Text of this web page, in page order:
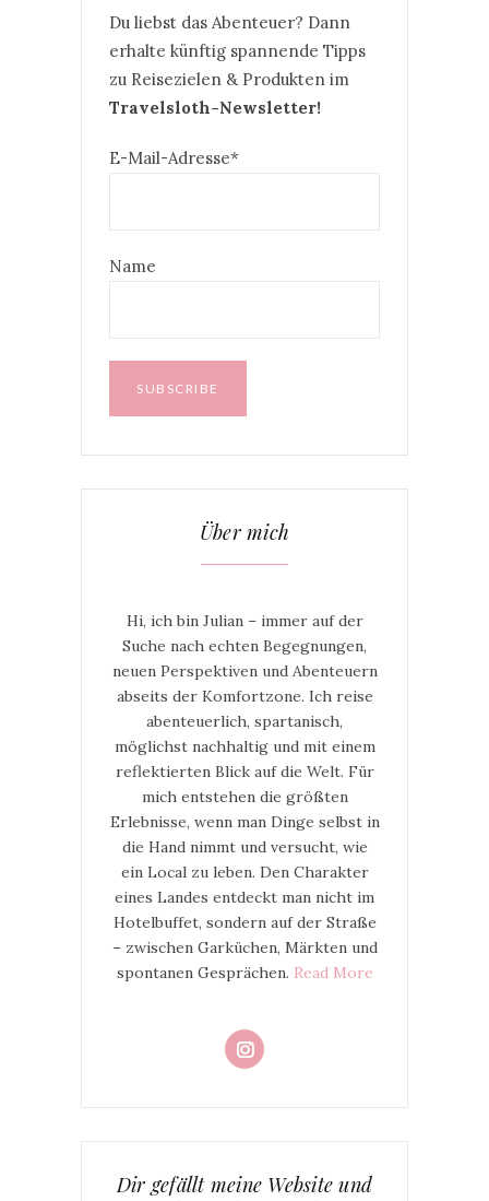
Du liebst das Abenteuer? Dann
erhalte künftig spannende Tipps
zu Reisezielen & Produkten im
Travelsloth-Newsletter!
E-Mail-Adresse*
Name
Über mich
Hi, ich bin Julian – immer auf der
Suche nach echten Begegnungen,
neuen Perspektiven und Abenteuern
abseits der Komfortzone. Ich reise
abenteuerlich, spartanisch,
möglichst nachhaltig und mit einem
reflektierten Blick auf die Welt. Für
mich entstehen die größten
Erlebnisse, wenn man Dinge selbst in
die Hand nimmt und versucht, wie
ein Local zu leben. Den Charakter
eines Landes entdeckt man nicht im
Hotelbuffet, sondern auf der Straße
– zwischen Garküchen, Märkten und
spontanen Gesprächen. Read More
Dir gefällt meine Website und